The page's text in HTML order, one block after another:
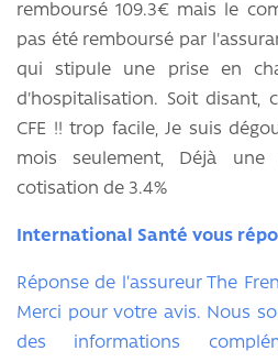
remboursé 109.3€ mais le
pas été remboursé par
qui stipule une prise en
d'hospitalisation. Soit disant,
CFE !! trop facile, Je suis
mois seulement, Déjà une
cotisation de 3.4%
International Santé vous
Réponse de l’assureur The
Merci pour votre avis. Nous
des informations